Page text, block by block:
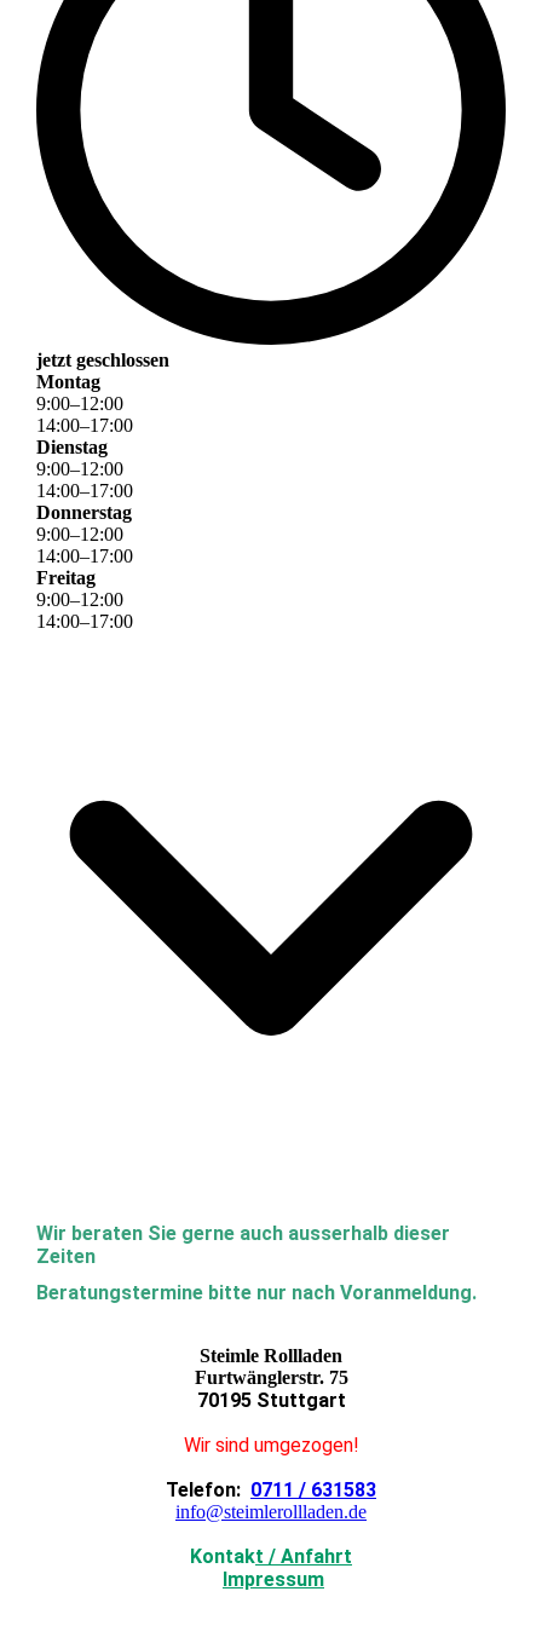
jetzt geschlossen
Montag
9:00–12:00
14:00–17:00
Dienstag
9:00–12:00
14:00–17:00
Donnerstag
9:00–12:00
14:00–17:00
Freitag
9:00–12:00
14:00–17:00
Wir beraten Sie gerne auch ausserhalb dieser
Zeiten
Beratungstermine bitte nur nach Voranmeldung.
Steimle Rollladen
Furtwänglerstr. 75
70195 Stuttgart
Wir sind umgezogen!
Telefon: 0711 / 631583
info@steimlerollladen.de
Kontakt / Anfahrt
Impressum